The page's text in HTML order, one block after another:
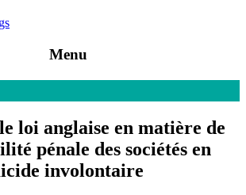
Menu
loi anglaise en matière de
pénale des sociétés en
involontaire